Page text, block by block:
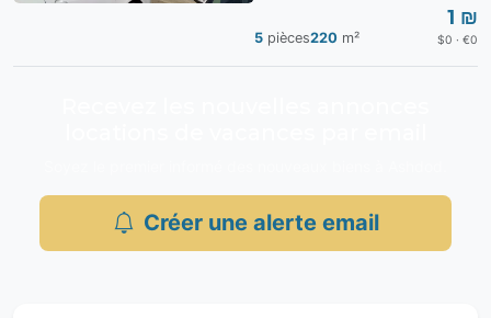
5 pièces220 m²
1 ₪
$0 · €0
Créer une alerte email